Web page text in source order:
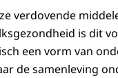
verdovende
is dit
een vorm van
de samenleving